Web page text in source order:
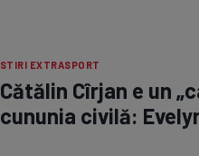
STIRI EXTRASPORT
Cătălin Cîrjan e un
cununia civilă: